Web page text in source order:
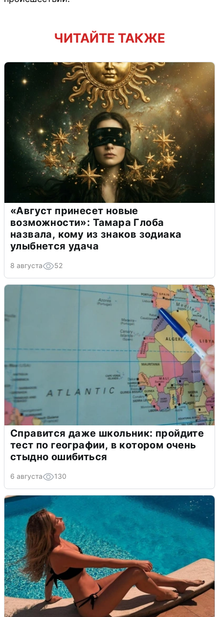
ЧИТАЙТЕ ТАКЖЕ
«Август принесет новые
возможности»: Тамара Глоба
назвала, кому из знаков зодиака
улыбнется удача
8 августа 52
Справится даже школьник: пройдите
тест по географии, в котором очень
стыдно ошибиться
6 августа 130